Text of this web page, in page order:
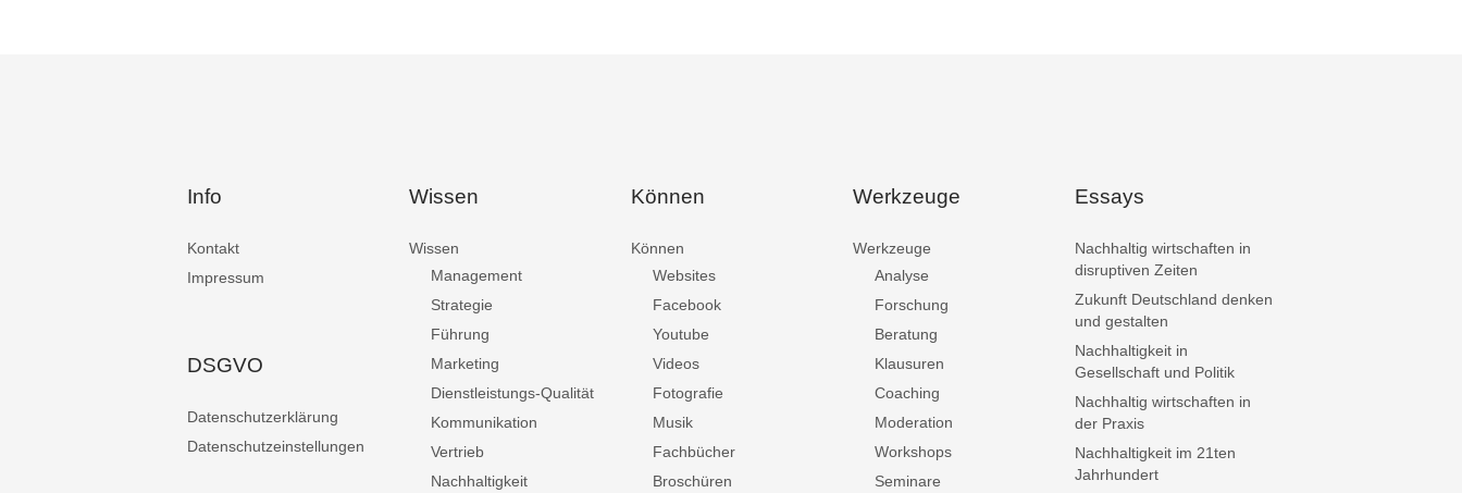
Info
Kontakt
Impressum
DSGVO
Datenschutzerklärung
Datenschutzeinstellungen
Wissen
Wissen
Management
Strategie
Führung
Marketing
Dienstleistungs-Qualität
Kommunikation
Vertrieb
Nachhaltigkeit
Können
Können
Websites
Facebook
Youtube
Videos
Fotografie
Musik
Fachbücher
Broschüren
Werkzeuge
Werkzeuge
Analyse
Forschung
Beratung
Klausuren
Coaching
Moderation
Workshops
Seminare
Essays
Nachhaltig wirtschaften in
disruptiven Zeiten
Zukunft Deutschland denken
und gestalten
Nachhaltigkeit in
Gesellschaft und Politik
Nachhaltig wirtschaften in
der Praxis
Nachhaltigkeit im 21ten
Jahrhundert